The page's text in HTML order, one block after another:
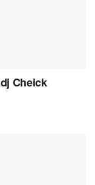
Cheick